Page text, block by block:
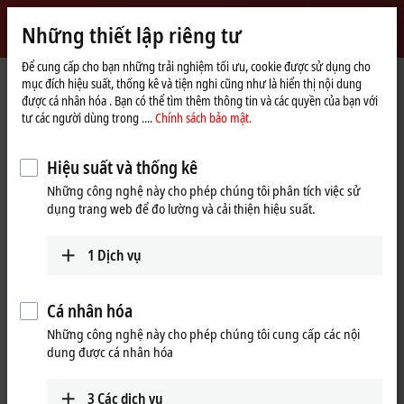
Beckhoff
-
New
Automation
Technology
Trang
chủ
Công ty Tin tức IPC: Product news from Hannover Messe 2023
Khi bạn nhấp "Chấp nhận " chúng tôi hiển thị video và điều chỉnh
cài đặt bảo mât; nội dung bên ngoài từ video được tải trong quá
trình này Vui lòng tham khảo tại đây
Apr 26, 2023
IPC: Product news from Hannover
Những thiết lập riêng tư
Để cung cấp cho bạn những trải nghiệm tối ưu, cookie được sử dụng cho
mục đích hiệu suất, thống kê và tiện nghi cũng như là hiển thị nội dung
được cá nhân hóa . Bạn có thể tìm thêm thông tin và các quyền của bạn với
tư các người dùng trong ....Chính sách bảo mật.
Hiệu suất và thống kê
Những công nghệ này cho phép chúng tôi phân tích việc sử
dụng trang web để đo lường và cải thiện hiệu suất.
1 Dịch vụ
Cá nhân hóa
Những công nghệ này cho phép chúng tôi cung cấp các nội
dung được cá nhân hóa
3Các dịch vụ